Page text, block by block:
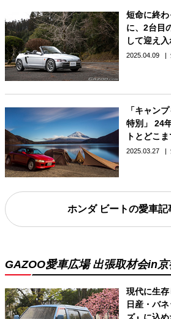
短命に終
に、2台目
して迎え
2025.04.09
「キャン
特別」 24
トとどこ
2025.03.27
ホンダ ビートの愛車記
GAZOO愛車広場 出張取材会in京
現代に生
日産・バ